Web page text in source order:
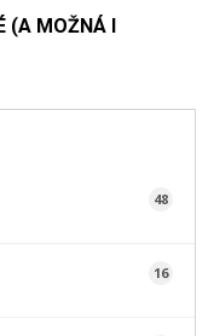
(A MOŽNÁ I
48
16